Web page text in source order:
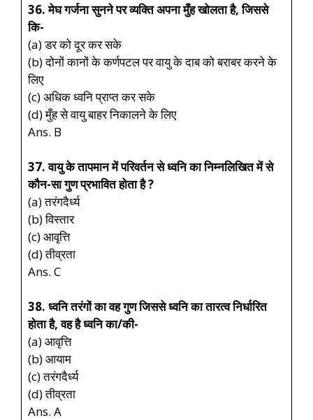
36. मेघ गर्जना सुनने पर व्यक्ति अपना मुँह खोलता है, जिससे
कि-
(a) डर को दूर कर सके
(b) दोनों कानों के कर्णपटल पर वायु के दाब को बराबर करने के
लिए
(c) अधिक ध्वनि प्राप्त कर सके
(d) मुँह से वायु बाहर निकालने के लिए
Ans. B
37. वायु के तापमान में परिवर्तन से ध्वनि का निम्नलिखित में से
कौन-सा गुण प्रभावित होता है ?
(a) तरंगदैर्ध्य
(b) विस्तार
(c) आवृत्ति
(d) तीव्रता
Ans. C
38. ध्वनि तरंगों का वह गुण जिससे ध्वनि का तारत्व निर्धारित
होता है, वह है ध्वनि का/की-
(a) आवृत्ति
(b) आयाम
(c) तरंगदैर्ध्य
(d) तीव्रता
Ans. A